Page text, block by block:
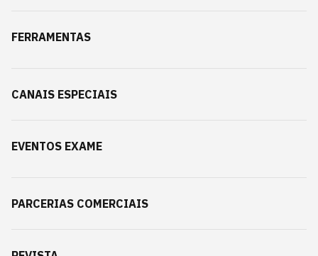
FERRAMENTAS
CANAIS ESPECIAIS
EVENTOS EXAME
PARCERIAS COMERCIAIS